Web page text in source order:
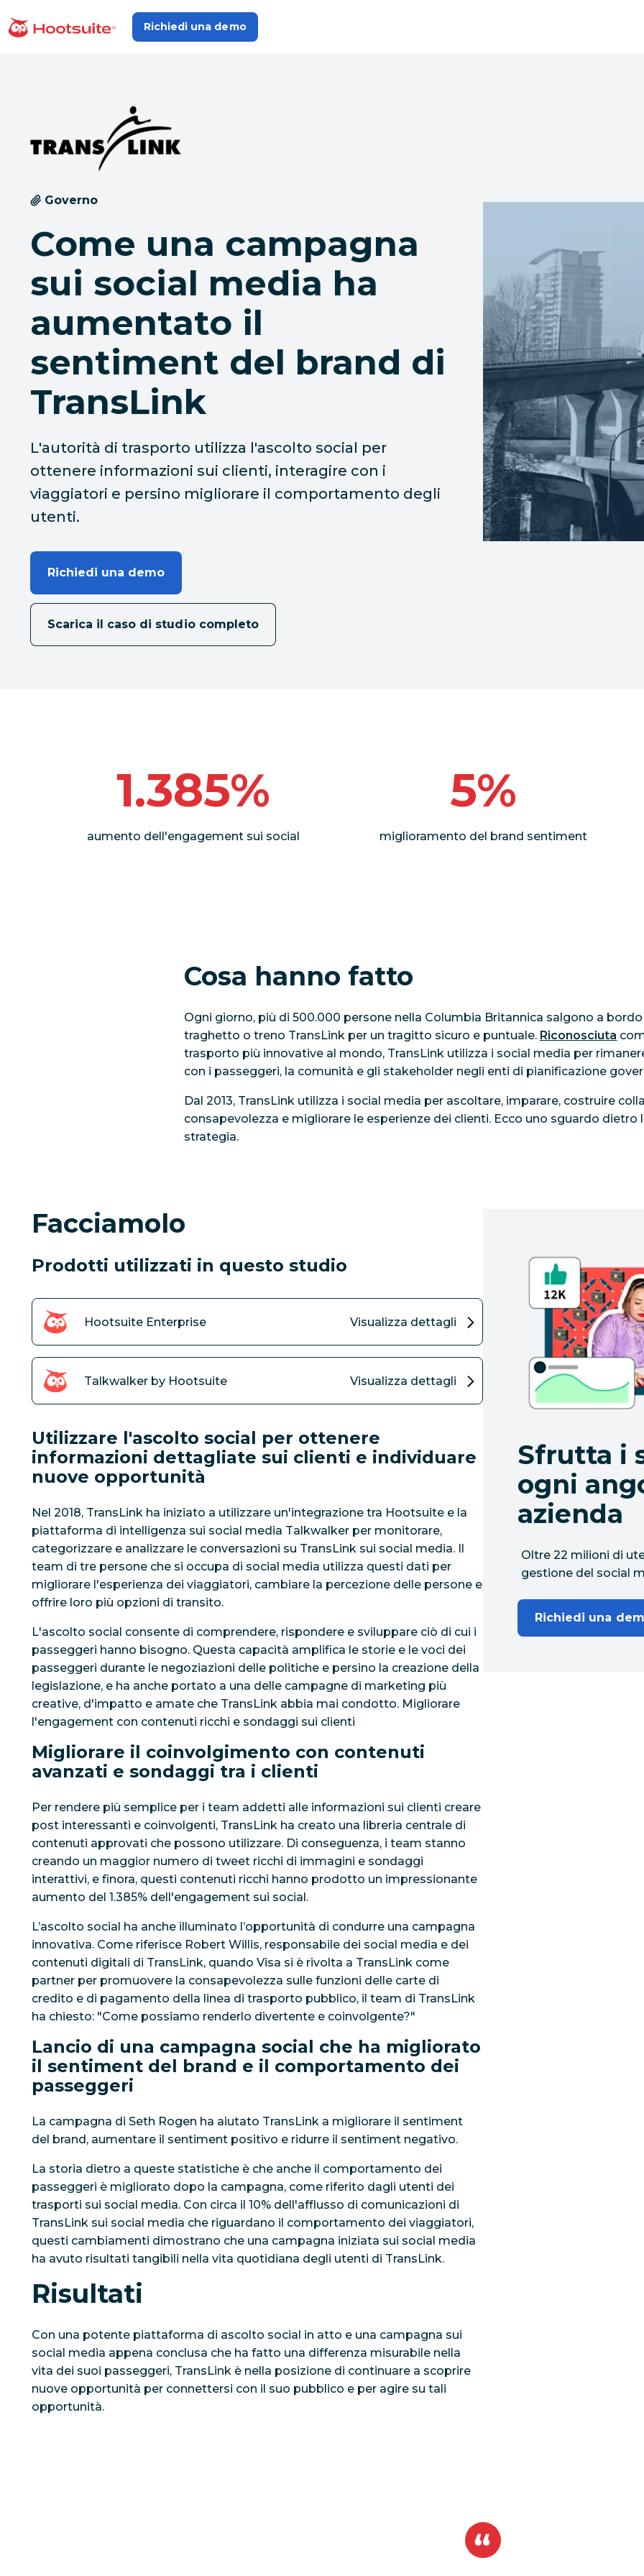
ai
Homepage
Richiedi una demo
Governo
Come una campagna
sui social media ha
aumentato il
sentiment del brand di
TransLink
L'autorità di trasporto utilizza l'ascolto social per
ottenere informazioni sui clienti, interagire con i
viaggiatori e persino migliorare il comportamento degli
utenti.
Richiedi una demo
Scarica il caso di studio completo
1.385%
aumento dell'engagement sui social
5%
miglioramento del brand sentiment
Cosa hanno fatto
Ogni giorno, più di 500.000 persone nella Columbia Britannica salgono a
traghetto o treno TransLink per un tragitto sicuro e puntuale. Riconosciuta
trasporto più innovative al mondo, TransLink utilizza i social media per
con i passeggeri, la comunità e gli stakeholder negli enti di pianificazione
Dal 2013, TransLink utilizza i social media per ascoltare, imparare, costruire
consapevolezza e migliorare le esperienze dei clienti. Ecco uno sguardo dietro
strategia.
Facciamolo
Prodotti utilizzati in questo studio
Hootsuite Enterprise Visualizza dettagli
Talkwalker by Hootsuite Visualizza dettagli
Utilizzare l'ascolto social per ottenere
informazioni dettagliate sui clienti e individuare
nuove opportunità
Nel 2018, TransLink ha iniziato a utilizzare un'integrazione tra Hootsuite e la
piattaforma di intelligenza sui social media Talkwalker per monitorare,
categorizzare e analizzare le conversazioni su TransLink sui social media. Il
team di tre persone che si occupa di social media utilizza questi dati per
migliorare l'esperienza dei viaggiatori, cambiare la percezione delle persone e
offrire loro più opzioni di transito.
L'ascolto social consente di comprendere, rispondere e sviluppare ciò di cui i
passeggeri hanno bisogno. Questa capacità amplifica le storie e le voci dei
passeggeri durante le negoziazioni delle politiche e persino la creazione della
legislazione, e ha anche portato a una delle campagne di marketing più
creative, d'impatto e amate che TransLink abbia mai condotto. Migliorare
l'engagement con contenuti ricchi e sondaggi sui clienti
Migliorare il coinvolgimento con contenuti
avanzati e sondaggi tra i clienti
Per rendere più semplice per i team addetti alle informazioni sui clienti creare
post interessanti e coinvolgenti, TransLink ha creato una libreria centrale di
contenuti approvati che possono utilizzare. Di conseguenza, i team stanno
creando un maggior numero di tweet ricchi di immagini e sondaggi
interattivi, e finora, questi contenuti ricchi hanno prodotto un impressionante
aumento del 1.385% dell'engagement sui social.
L’ascolto social ha anche illuminato l’opportunità di condurre una campagna
innovativa. Come riferisce Robert Willis, responsabile dei social media e dei
contenuti digitali di TransLink, quando Visa si è rivolta a TransLink come
partner per promuovere la consapevolezza sulle funzioni delle carte di
credito e di pagamento della linea di trasporto pubblico, il team di TransLink
ha chiesto: "Come possiamo renderlo divertente e coinvolgente?"
Lancio di una campagna social che ha migliorato
il sentiment del brand e il comportamento dei
passeggeri
La campagna di Seth Rogen ha aiutato TransLink a migliorare il sentiment
del brand, aumentare il sentiment positivo e ridurre il sentiment negativo.
La storia dietro a queste statistiche è che anche il comportamento dei
passeggeri è migliorato dopo la campagna, come riferito dagli utenti dei
trasporti sui social media. Con circa il 10% dell'afflusso di comunicazioni di
TransLink sui social media che riguardano il comportamento dei viaggiatori,
questi cambiamenti dimostrano che una campagna iniziata sui social media
ha avuto risultati tangibili nella vita quotidiana degli utenti di TransLink.
Risultati
Con una potente piattaforma di ascolto social in atto e una campagna sui
social media appena conclusa che ha fatto una differenza misurabile nella
vita dei suoi passeggeri, TransLink è nella posizione di continuare a scoprire
nuove opportunità per connettersi con il suo pubblico e per agire su tali
opportunità.
Sfrutta i
ogni
azienda
Oltre 22 milioni di
gestione del social
Richiedi una